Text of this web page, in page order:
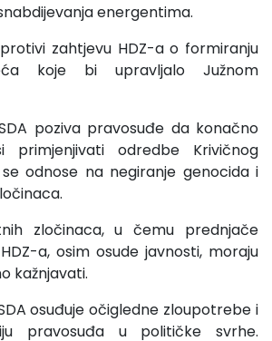
energentima.
zahtjevu HDZ-a o formiranju
koje bi upravljalo Južnom
poziva pravosuđe da konačno
odredbe Krivičnog
odnose na negiranje genocida i
zločinaca, u čemu prednjače
a, osim osude javnosti, moraju
kažnjavati.
osuđuje očigledne zloupotrebe i
pravosuđa u političke svrhe.